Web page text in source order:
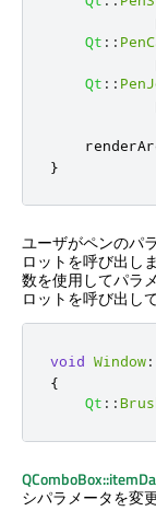
Qt ::
Qt ::
}
ユーザがペンのパ
ロットを呼び出し
数を使用してパラ
ロットを呼び出し
void Window
{
Qt ::
シパラメータを変